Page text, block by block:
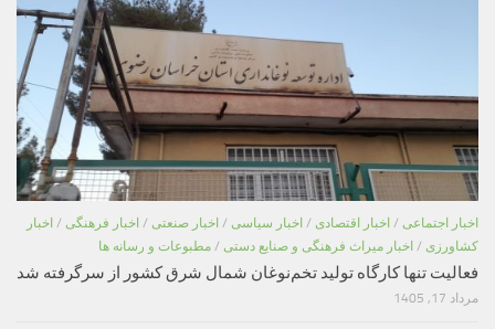
اخبار اجتماعی / اخبار اقتصادی / اخبار سیاسی / اخبار صنعتی / اخبار فرهنگی / اخبار
کشاورزی / اخبار میراث فرهنگی و صنایع دستی / مطبوعات و رسانه ها
فعالیت تنها کارگاه تولید تخم‌نوغان شمال شرق کشور از سرگرفته شد
مرداد 17, 1405